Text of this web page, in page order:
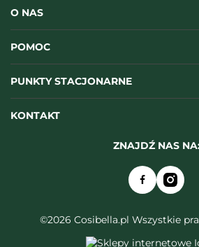
O NAS
POMOC
PUNKTY STACJONARNE
KONTAKT
ZNAJDŹ NAS
©2026 Cosibella.pl Wszystkie